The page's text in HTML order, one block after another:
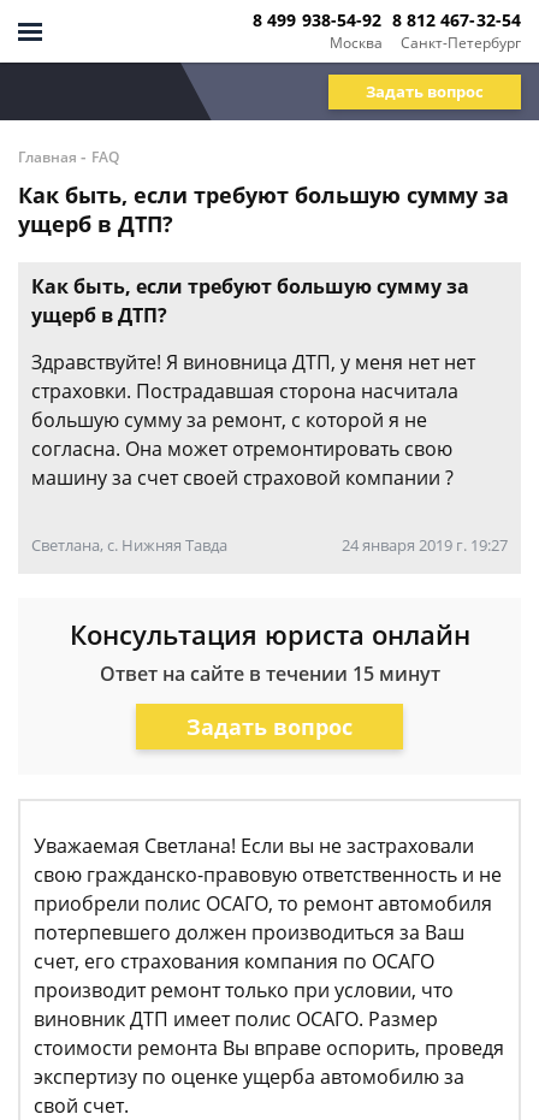
Москва
8 499 938-54-92
Санкт-Петербург
8 812 467-32-54
Задать вопрос
Главная - FAQ
Как быть, если требуют большую сумму за
ущерб в ДТП?
Как быть, если требуют большую сумму за
ущерб в ДТП?
Здравствуйте! Я виновница ДТП, у меня нет нет
страховки. Пострадавшая сторона насчитала
большую сумму за ремонт, с которой я не
согласна. Она может отремонтировать свою
машину за счет своей страховой компании ?
Светлана, с. Нижняя Тавда 24 января 2019 г. 19:27
Консультация юриста онлайн
Ответ на сайте в течении 15 минут
Задать вопрос
Уважаемая Светлана! Если вы не застраховали
свою гражданско-правовую ответственность и не
приобрели полис ОСАГО, то ремонт автомобиля
потерпевшего должен производиться за Ваш
счет, его страхования компания по ОСАГО
производит ремонт только при условии, что
виновник ДТП имеет полис ОСАГО. Размер
стоимости ремонта Вы вправе оспорить, проведя
экспертизу по оценке ущерба автомобилю за
свой счет.